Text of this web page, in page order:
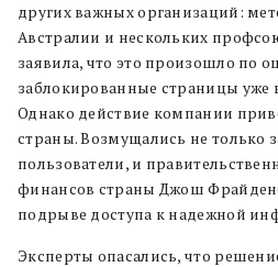
других важных организаций:
Австралии и нескольких
заявила, что это произошло по
заблокированные страницы уже
Однако действие компании
страны. Возмущались не только
пользователи, и
финансов страны Джош
подрыве доступа к надежной
Эксперты опасались, что